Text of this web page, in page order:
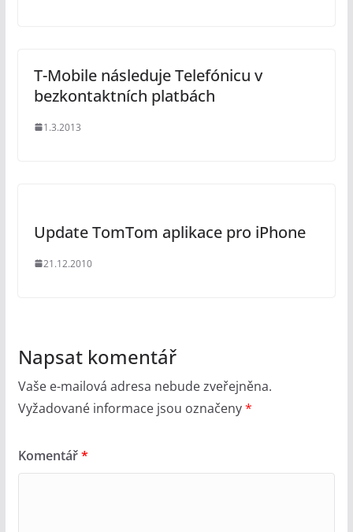
T-Mobile následuje Telefónicu v
bezkontaktních platbách
1.3.2013
Update TomTom aplikace pro iPhone
21.12.2010
Napsat komentář
Vaše e-mailová adresa nebude zveřejněna.
Vyžadované informace jsou označeny*
Komentář*